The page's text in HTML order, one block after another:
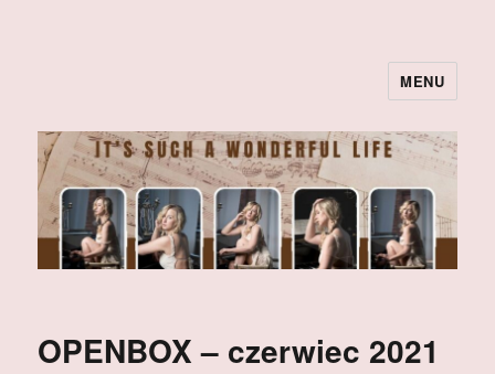
MENU
OPENBOX – czerwiec 2021